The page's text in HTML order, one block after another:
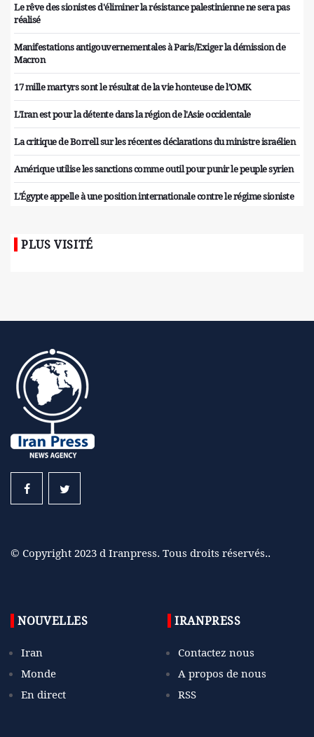
Le rêve des sionistes d'éliminer la résistance palestinienne ne sera pas
réalisé
Manifestations antigouvernementales à Paris/Exiger la démission de
Macron
17 mille martyrs sont le résultat de la vie honteuse de l’OMK
L'Iran est pour la détente dans la région de l'Asie occidentale
La critique de Borrell sur les récentes déclarations du ministre israélien
Amérique utilise les sanctions comme outil pour punir le peuple syrien
L'Égypte appelle à une position internationale contre le régime sioniste
PLUS VISITÉ
© Copyright 2023 d Iranpress. Tous droits réservés..
NOUVELLES
Iran
Monde
En direct
IRANPRESS
Contactez nous
A propos de nous
RSS